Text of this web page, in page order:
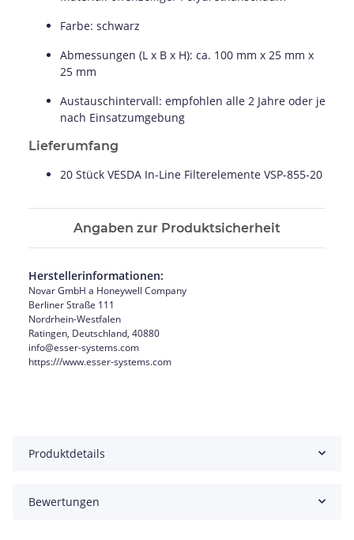
Farbe: schwarz
Abmessungen (L x B x H): ca. 100 mm x 25 mm x
25 mm
Austauschintervall: empfohlen alle 2 Jahre oder je
nach Einsatzumgebung
Lieferumfang
20 Stück VESDA In-Line Filterelemente VSP-855-20
Angaben zur Produktsicherheit
Herstellerinformationen:
Novar GmbH a Honeywell Company
Berliner Straße 111
Nordrhein-Westfalen
Ratingen, Deutschland, 40880
info@esser-systems.com
https:///www.esser-systems.com
Produktdetails
Bewertungen